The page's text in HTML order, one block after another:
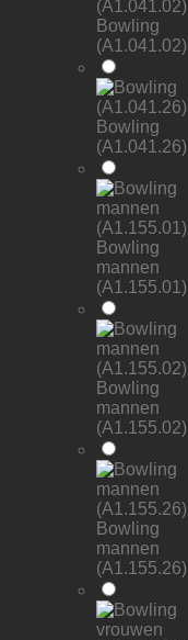
Bowling
(A1.041.02)
Bowling
(A1.041.26)
Bowling
mannen
(A1.155.01)
Bowling
mannen
(A1.155.02)
Bowling
mannen
(A1.155.26)